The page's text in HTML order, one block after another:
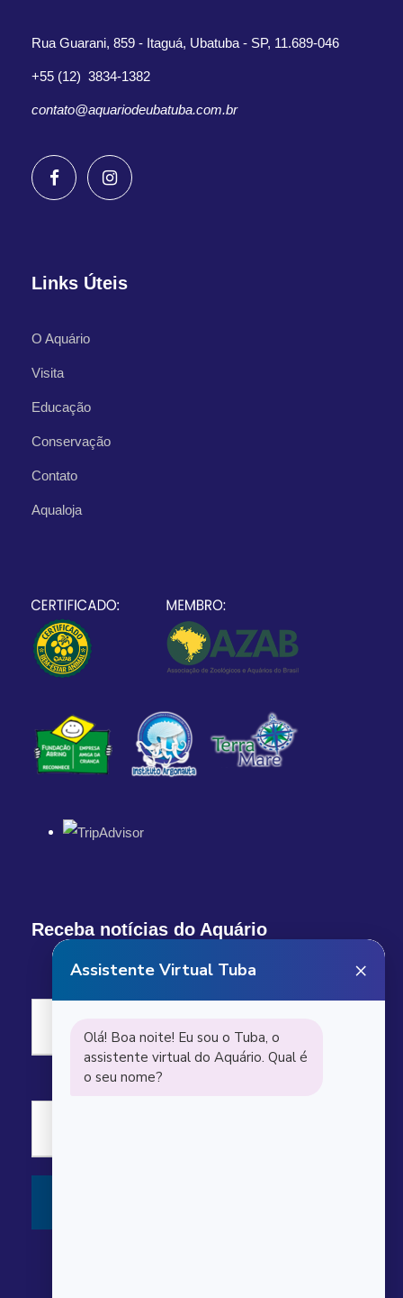
Rua Guarani, 859 - Itaguá, Ubatuba - SP, 11.689-046
+55 (12) 3834-1382
contato@aquariodeubatuba.com.br
Links Úteis
O Aquário
Visita
Educação
Conservação
Contato
Aqualoja
Receba notícias do Aquário